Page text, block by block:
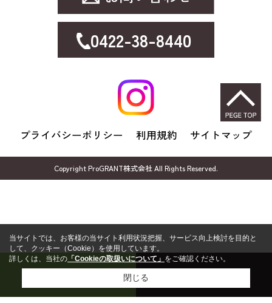
0422-38-8440
プライバシーポリシー 利用規約 サイトマップ
Copyright ProGRANT株式会社 All Rights Reserved.
当サイトでは、お客様の当サイト利用状況把握、サービス向上検討を目的と
して、クッキー（Cookie）を使用しています。
詳しくは、当社の 「Cookieの取扱いについて」 をご確認ください。
閉じる